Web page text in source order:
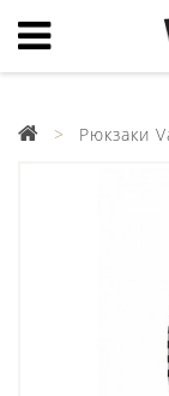
Рюкзаки